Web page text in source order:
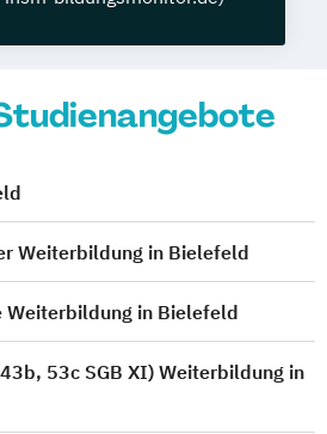
Weiterbildung in Bielefeld
Weiterbildung in Bielefeld
53c SGB XI) Weiterbildung in